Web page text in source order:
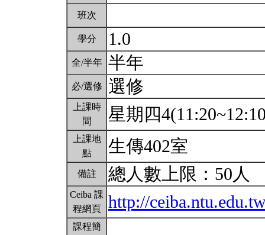
班次
學分 1.0
全/半年 半年
必/選修 選修
上課時
間
星期四
上課地
點
生傳402室
備註 總人數上限：50人
Ceiba 課
程網頁
http://
課程簡